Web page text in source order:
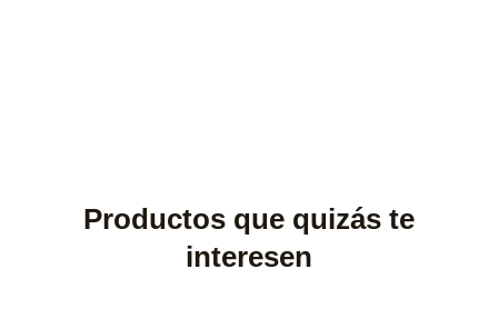
Productos que quizás te
interesen